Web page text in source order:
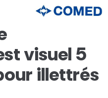
visuel 5
illettrés